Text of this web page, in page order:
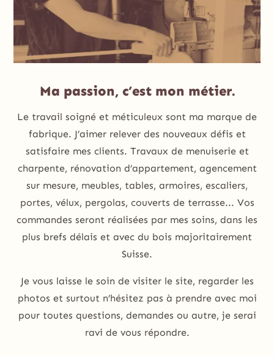
Ma passion, c’est mon métier.
Le travail soigné et méticuleux sont ma marque de
fabrique. J’aimer relever des nouveaux défis et
satisfaire mes clients. Travaux de menuiserie et
charpente, rénovation d’appartement, agencement
sur mesure, meubles, tables, armoires, escaliers,
portes, vélux, pergolas, couverts de terrasse... Vos
commandes seront réalisées par mes soins, dans les
plus brefs délais et avec du bois majoritairement
Suisse.
Je vous laisse le soin de visiter le site, regarder les
photos et surtout n’hésitez pas à prendre avec moi
pour toutes questions, demandes ou autre, je serai
ravi de vous répondre.